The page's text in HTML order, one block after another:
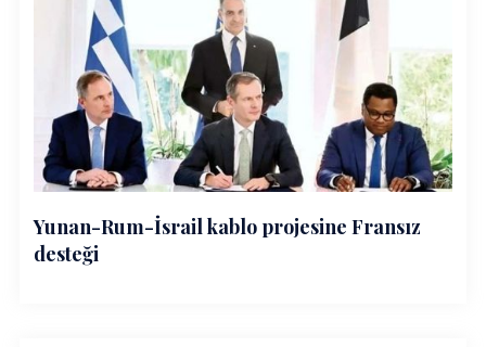
Yunan-Rum-İsrail kablo projesine Fransız
desteği